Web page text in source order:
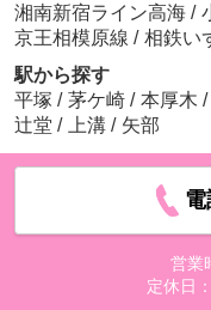
湘南新宿ライン高海 /
京王相模原線 / 相鉄い
駅から探す
平塚 / 茅ケ崎 / 本厚木 /
辻堂 / 上溝 / 矢部
営業
定休日：